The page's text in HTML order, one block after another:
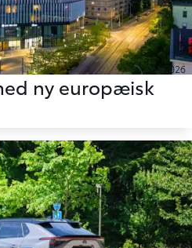
14.04.2026
ny europæisk